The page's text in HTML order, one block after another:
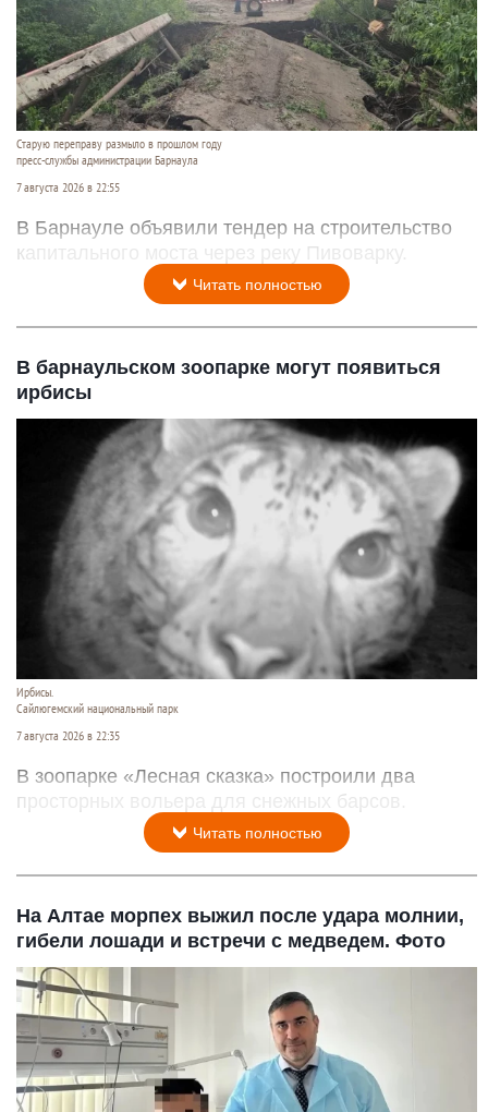
Старую переправу размыло в прошлом году
пресс-службы администрации Барнаула
7 августа 2026 в 22:55
В Барнауле объявили тендер на строительство
капитального моста через реку Пивоварку.
Читать полностью
В барнаульском зоопарке могут появиться
ирбисы
Ирбисы.
Сайлюгемский национальный парк
7 августа 2026 в 22:35
В зоопарке «Лесная сказка» построили два
просторных вольера для снежных барсов.
Читать полностью
На Алтае морпех выжил после удара молнии,
гибели лошади и встречи с медведем. Фото